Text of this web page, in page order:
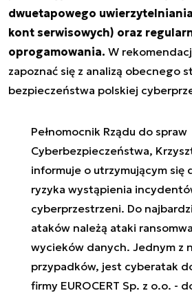
dwuetapowego
kont serwisowych) oraz
oprogamowania. W
zapoznać się z analizą obecnego
bezpieczeństwa polskiej
Pełnomocnik Rządu do spraw
Cyberbezpieczeństwa,
informuje o utrzymującym się
ryzyka wystąpienia
cyberprzestrzeni. Do
ataków należą ataki
wycieków danych. Jednym z
przypadków, jest cyberatak
firmy EUROCERT Sp. z o.o. -